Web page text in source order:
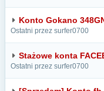
Konto Gokano
Ostatni przez surfer0700
Stażowe konta
Ostatni przez surfer0700